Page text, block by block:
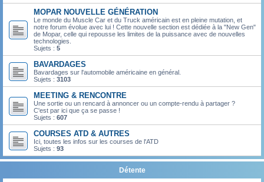
MOPAR NOUVELLE GÉNÉRATION
Le monde du Muscle Car et du Truck américain est en pleine mutation, et
notre forum évolue avec lui ! Cette nouvelle section est dédiée à la "New Gen"
de Mopar, celle qui repousse les limites de la puissance avec de nouvelles
technologies.
Sujets : 5
BAVARDAGES
Bavardages sur l'automobile américaine en général.
Sujets : 3103
MEETING & RENCONTRE
Une sortie ou un rencard à annoncer ou un compte-rendu à partager ?
C'est par ici que ça se passe !
Sujets : 607
COURSES ATD & AUTRES
Ici, toutes les infos sur les courses de l'ATD
Sujets : 93
Détente